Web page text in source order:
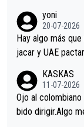
permaneció
a que era capaz
yoni
20-07-2026
Hay algo más
jacar y UAE
i sin pedalear,
mano de una
es en el hombro
KASKAS
11-07-2026
Ojo al colombiano